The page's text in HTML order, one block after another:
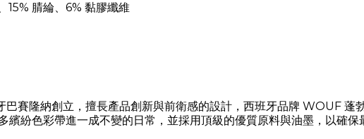
15% 腈綸、6% 黏膠纖維
隆納創立，擅長產品創新與前衛感的設計，西班牙品牌 WOUF 蓬
紛色彩帶進一成不變的日常，並採用頂級的優質原料與油墨，以確保